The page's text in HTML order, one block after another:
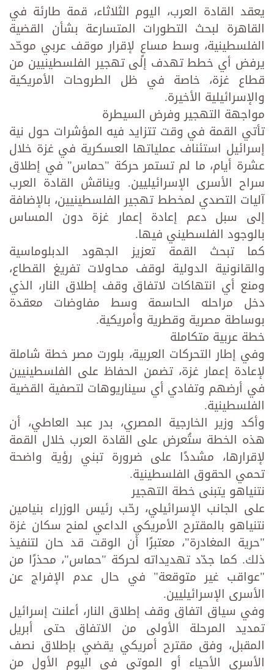
يعقد القادة العرب، اليوم الثلاثاء، قمة طارئة في
القاهرة لبحث التطورات المتسارعة بشأن القضية
الفلسطينية، وسط مساعٍ لإقرار موقف عربي موحّد
يرفض أي خطط تهدف إلى تهجير الفلسطينيين من
قطاع غزة، خاصة في ظل الطروحات الأمريكية
والإسرائيلية الأخيرة.
مواجهة التهجير وفرض السيطرة
تأتي القمة في وقت تتزايد فيه المؤشرات حول نية
إسرائيل استئناف عملياتها العسكرية في غزة خلال
عشرة أيام، ما لم تستمر حركة "حماس" في إطلاق
سراح الأسرى الإسرائيليين. ويناقش القادة العرب
آليات التصدي لمخطط تهجير الفلسطينيين، بالإضافة
إلى سبل دعم إعادة إعمار غزة دون المساس
بالوجود الفلسطيني فيها.
كما تبحث القمة تعزيز الجهود الدبلوماسية
والقانونية الدولية لوقف محاولات تفريغ القطاع،
ومنع أي انتهاكات لاتفاق وقف إطلاق النار، الذي
دخل مراحله الحاسمة وسط مفاوضات معقدة
بوساطة مصرية وقطرية وأمريكية.
خطة عربية متكاملة
وفي إطار التحركات العربية، بلورت مصر خطة شاملة
لإعادة إعمار غزة، تضمن الحفاظ على الفلسطينيين
في أرضهم وتفادي أي سيناريوهات لتصفية القضية
الفلسطينية.
وأكد وزير الخارجية المصري، بدر عبد العاطي، أن
هذه الخطة ستُعرض على القادة العرب خلال القمة
لإقرارها، مشددًا على ضرورة تبني رؤية واضحة
تحمي الحقوق الفلسطينية.
نتنياهو يتبنى خطة التهجير
على الجانب الإسرائيلي، رحّب رئيس الوزراء بنيامين
نتنياهو بالمقترح الأمريكي الداعي لمنح سكان غزة
"حرية المغادرة"، معتبرًا أن الوقت قد حان لتنفيذ
ذلك. كما جدّد تهديداته لحركة "حماس"، محذرًا من
"عواقب غير متوقعة" في حال عدم الإفراج عن
الأسرى الإسرائيليين.
وفي سياق اتفاق وقف إطلاق النار، أعلنت إسرائيل
تمديد المرحلة الأولى من الاتفاق حتى أبريل
المقبل، وفق مقترح أمريكي يقضي بإطلاق نصف
الأسرى الأحياء أو الموتى في اليوم الأول من